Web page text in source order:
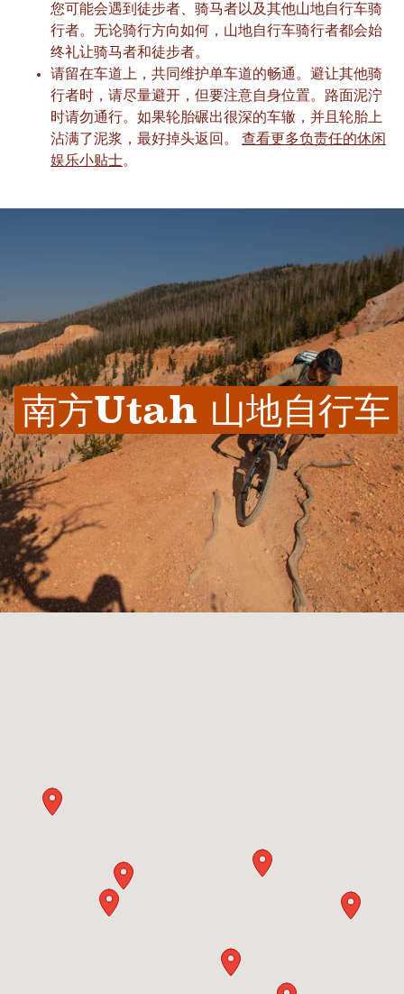
您可能会遇到徒步者、骑马者以及其他山地自行车骑
行者。无论骑行方向如何，山地自行车骑行者都会始
终礼让骑马者和徒步者。
请留在车道上，共同维护单车道的畅通。避让其他骑
行者时，请尽量避开，但要注意自身位置。路面泥泞
时请勿通行。如果轮胎碾出很深的车辙，并且轮胎上
沾满了泥浆，最好掉头返回。 查看更多负责任的休闲
娱乐小贴士。
南方Utah 山地自行车